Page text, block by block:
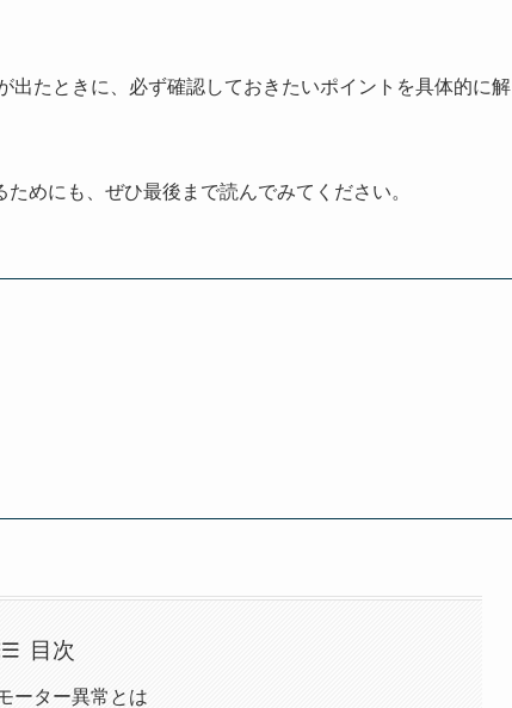
出たときに、必ず確認しておきたいポイントを具体的に解
めにも、ぜひ最後まで読んでみてください。
目次
ーター異常とは